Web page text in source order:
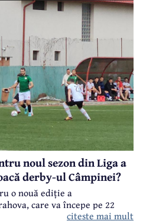
noul sezon din Liga a
derby-ul Câmpinei?
o nouă ediție a
care va începe pe 22
citeste mai mult